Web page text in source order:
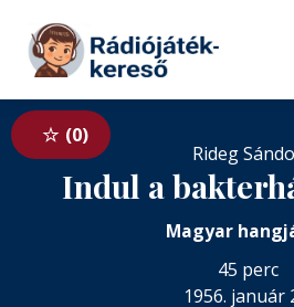
Tovább a tartalomhoz
0
Rideg
Indul a
Magyar
45 perc
1956. január